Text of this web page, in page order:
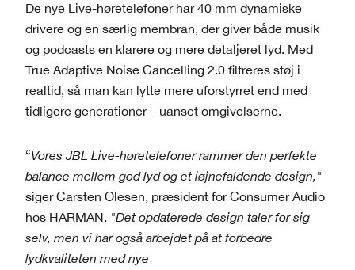
De nye Live-høretelefoner har 40 mm dynamiske
drivere og en særlig membran, der giver både musik
og podcasts en klarere og mere detaljeret lyd. Med
True Adaptive Noise Cancelling 2.0 filtreres støj i
realtid, så man kan lytte mere uforstyrret end med
tidligere generationer – uanset omgivelserne.
“Vores JBL Live-høretelefoner rammer den perfekte
balance mellem god lyd og et iøjnefaldende design,"
siger Carsten Olesen, præsident for Consumer Audio
hos HARMAN. "Det opdaterede design taler for sig
selv, men vi har også arbejdet på at forbedre
lydkvaliteten med nye